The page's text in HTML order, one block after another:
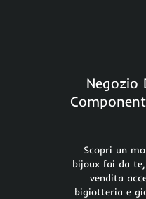
Negozio
Scopri un
bijoux fai da
vendita
bigiotteria e